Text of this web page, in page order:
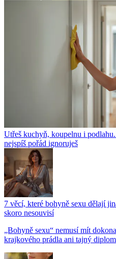
Utřeš kuchyň, koupelnu i
nejspíš pořád ignoruješ
7 věcí, které bohyně sexu dělají
skoro nesouvisí
„Bohyně sexu“ nemusí mít
krajkového prádla ani tajný